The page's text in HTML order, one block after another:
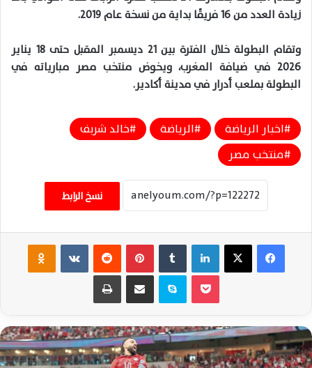
زيادة العدد من16فريقًا بداية من نسخة عام2019
.
وتقام البطولة خلال الفترة بين21 ديسمبر المقبل حتى18 يناير
2026 في ضيافة المغرب، ويخوض منتخب مصر مبارياته في
البطولةبملعب أدرار في مدينة أكادير.
اخبار الرياضة الرياضة
خالد شربف
منتخب مصر
نسخ الرابط
فيسبوك ‫X لينكدإن بينتيريست ‏VKontakte
سكايب مشاركة عبر البريد طباعة